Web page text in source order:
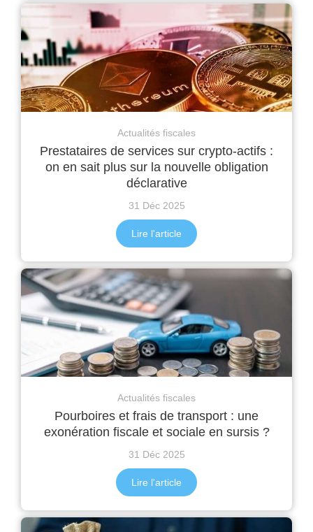
Actualités fiscales
Prestataires de services sur crypto-actifs :
on en sait plus sur la nouvelle obligation
déclarative
31 Déc 2025
Lire l'article
Actualités fiscales
Pourboires et frais de transport : une
exonération fiscale et sociale en sursis ?
31 Déc 2025
Lire l'article